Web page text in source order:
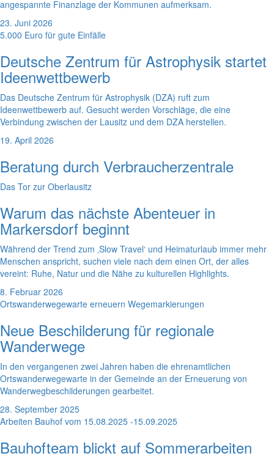
angespannte Finanzlage der Kommunen aufmerksam.
23. Juni 2026
5.000 Euro für gute Einfälle
Deutsche Zentrum für Astrophysik startet
Ideenwettbewerb
Das Deutsche Zentrum für Astrophysik (DZA) ruft zum
Ideenwettbewerb auf. Gesucht werden Vorschläge, die eine
Verbindung zwischen der Lausitz und dem DZA herstellen.
19. April 2026
Beratung durch Verbraucherzentrale
Das Tor zur Oberlausitz
Warum das nächste Abenteuer in
Markersdorf beginnt
Während der Trend zum ‚Slow Travel‘ und Heimaturlaub immer mehr
Menschen anspricht, suchen viele nach dem einen Ort, der alles
vereint: Ruhe, Natur und die Nähe zu kulturellen Highlights.
8. Februar 2026
Ortswanderwegewarte erneuern Wegemarkierungen
Neue Beschilderung für regionale
Wanderwege
In den vergangenen zwei Jahren haben die ehrenamtlichen
Ortswanderwegewarte in der Gemeinde an der Erneuerung von
Wanderwegbeschilderungen gearbeitet.
28. September 2025
Arbeiten Bauhof vom 15.08.2025 -15.09.2025
Bauhofteam blickt auf Sommerarbeiten